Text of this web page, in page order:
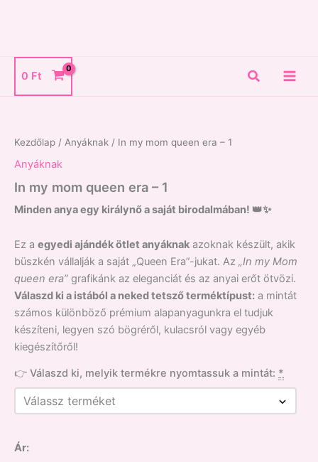
0 Ft Search
Kezdőlap / Anyáknak / In my mom queen era – 1
Anyáknak
In my mom queen era – 1
Minden anya egy királynő a saját birodalmában! 👑✨
Ez a egyedi ajándék ötlet anyáknak azoknak készült, akik
büszkén vállalják a saját „Queen Era”-jukat. Az „In my Mom
queen era” grafikánk az eleganciát és az anyai erőt ötvözi.
Válaszd ki a istából a neked tetsző terméktípust: a mintát
számos különböző prémium alapanyagunkra el tudjuk
készíteni, legyen szó bögréről, kulacsról vagy egyéb
kiegészítőről!
👉 Válaszd ki, melyik termékre nyomtassuk a mintát: *
Ár:
queen
era